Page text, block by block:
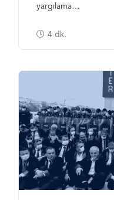
yargılama…
4 dk.